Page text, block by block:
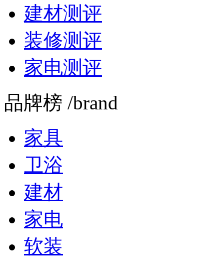
建材测评
装修测评
家电测评
品牌榜 /brand
家具
卫浴
建材
家电
软装